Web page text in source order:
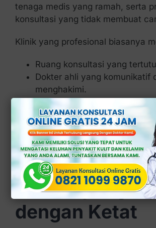
tenaga medis yang ramah, serta
konsultasi yang tidak membuat
Klinik yang profesional biasanya
Ruang konsultasi yang
Dokter ahli yang komunikatif
menghakimi.
Proses pemeriksaan yang di
dengan hati-hati.
Kenyamanan ini membantu
dalam menyampaikan keluhan,
diagnosis dan penanganan bisa
Privasi yang
dengan Ketat